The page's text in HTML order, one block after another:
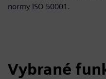
normy ISO 50001.
Vybrané